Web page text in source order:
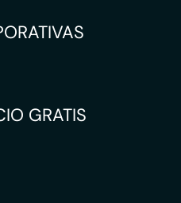
GRATIS